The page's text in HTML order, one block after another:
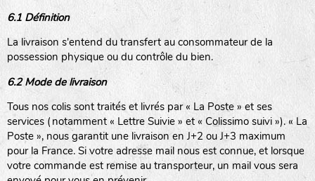
6.1 Définition
La livraison s'entend du transfert au consommateur de la
possession physique ou du contrôle du bien.
6.2 Mode de livraison
Tous nos colis sont traités et livrés par « La Poste » et ses
services (notamment « Lettre Suivie » et « Colissimo suivi »). « La
Poste », nous garantit une livraison en J+2 ou J+3 maximum
pour la France. Si votre adresse mail nous est connue, et lorsque
votre commande est remise au transporteur, un mail vous sera